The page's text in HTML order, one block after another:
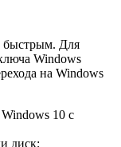
быстрым. Для
Windows
на Windows
10 с
диск;